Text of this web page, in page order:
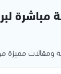
مباشرة
ومقالات